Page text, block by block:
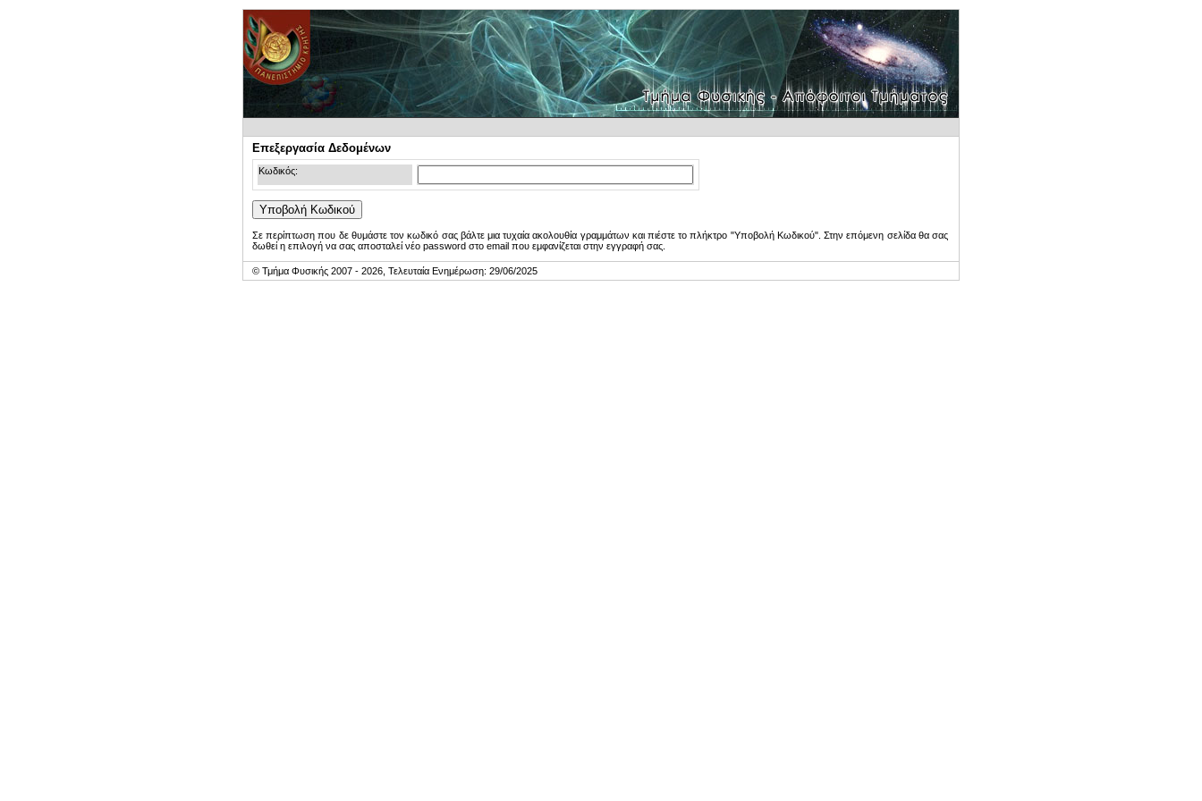
Επεξεργασία Δεδομένων
Κωδικός:
Σε περίπτωση που δε θυμάστε τον κωδικό σας βάλτε μια τυχαία ακολουθία γραμμάτων και πιέστε το πλήκτρο "Υποβολή Κωδικού". Στην επόμενη σελίδα θα σας
δωθεί η επιλογή να σας αποσταλεί νέο password στο email που εμφανίζεται στην εγγραφή σας.
© Τμήμα Φυσικής 2007 - 2026, Τελευταία Ενημέρωση: 29/06/2025